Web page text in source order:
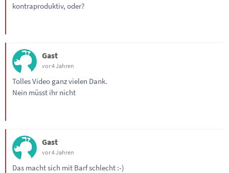
kontraproduktiv, oder?
Gast
vor 4 Jahren
Tolles Video ganz vielen Dank.
Nein müsst ihr nicht
Gast
vor 4 Jahren
Das macht sich mit Barf schlecht :-)